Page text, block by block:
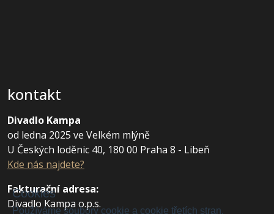
kontakt
Divadlo Kampa
od ledna 2025 ve Velkém mlýně
U Českých loděnic 40, 180 00 Praha 8 - Libeň
Kde nás najdete?
Fakturační adresa:
Divadlo Kampa o.p.s.
Cookies
Používáme soubory cookie a cookie třetích stran,